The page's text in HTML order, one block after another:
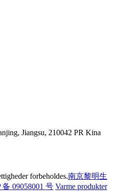
Jiangsu, 210042 PR Kina
forbeholdes.南京黎明生
备 09058001 号 Varme produkter